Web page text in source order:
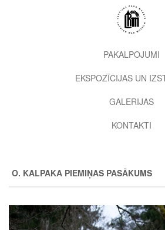
level
PAKALPOJUMI
EKSPOZĪCIJAS UN
GALERIJAS
KONTAKTI
O. KALPAKA PIEMIŅAS PASĀKUMS
Image
Image
Image
Image
Image
Image
Image
Image
Image